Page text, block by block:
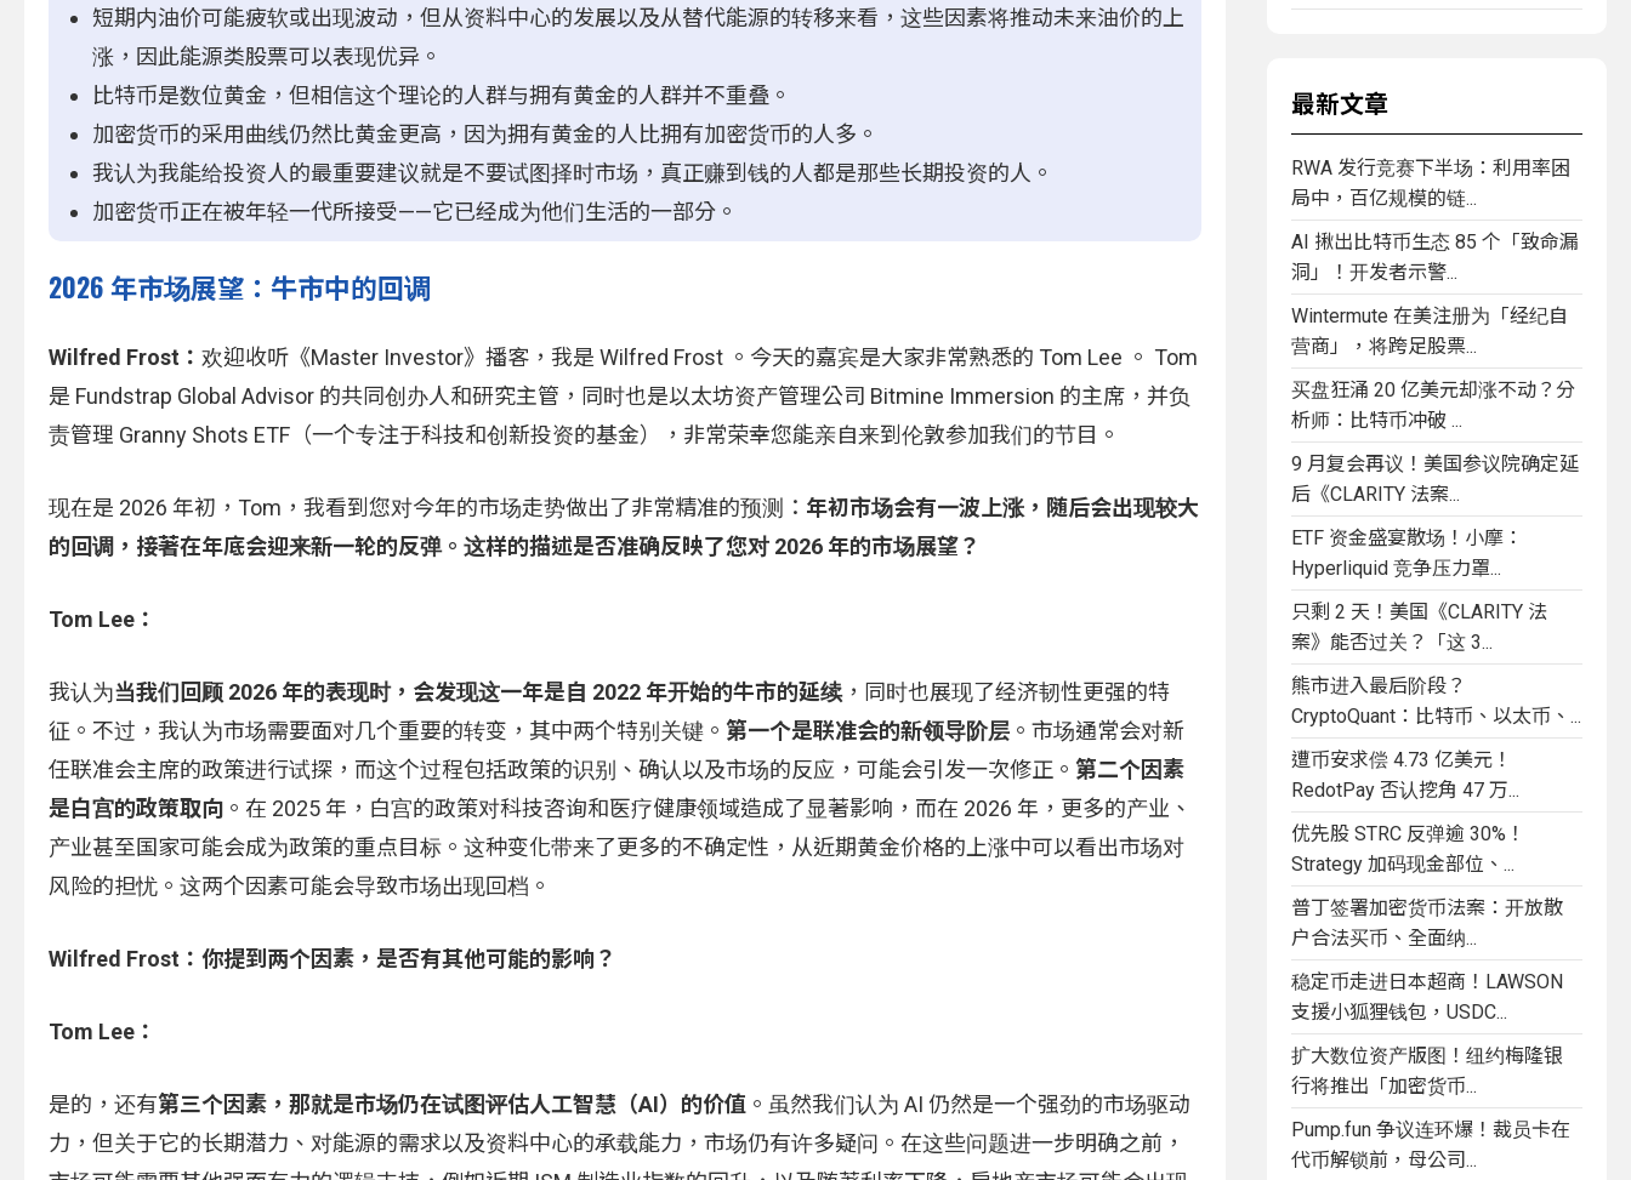
短期内油价可能疲软或出现波动，但从资料中心的发展以及从替代能源的转移来看，这些因素将推动未来油价的上
涨，因此能源类股票可以表现优异。
比特币是数位黄金，但相信这个理论的人群与拥有黄金的人群并不重叠。
加密货币的采用曲线仍然比黄金更高，因为拥有黄金的人比拥有加密货币的人多。
我认为我能给投资人的最重要建议就是不要试图择时市场，真正赚到钱的人都是那些长期投资的人。
加密货币正在被年轻一代所接受——它已经成为他们生活的一部分。
2026 年市场展望：牛市中的回调
Wilfred Frost：欢迎收听《Master Investor》播客，我是 Wilfred Frost 。今天的嘉宾是大家非常熟悉的 Tom Lee 。 Tom
是 Fundstrap Global Advisor 的共同创办人和研究主管，同时也是以太坊资产管理公司 Bitmine Immersion 的主席，并负
责管理 Granny Shots ETF（一个专注于科技和创新投资的基金），非常荣幸您能亲自来到伦敦参加我们的节目。
现在是 2026 年初，Tom，我看到您对今年的市场走势做出了非常精准的预测： 年初市场会有一波上涨，随后会出现较大
的回调，接著在年底会迎来新一轮的反弹。这样的描述是否准确反映了您对 2026 年的市场展望？
Tom Lee：
我认为当我们回顾 2026 年的表现时，会发现这一年是自 2022 年开始的牛市的延续，同时也展现了经济韧性更强的特
征。不过，我认为市场需要面对几个重要的转变，其中两个特别关键。第一个是联准会的新领导阶层 。市场通常会对新
任联准会主席的政策进行试探，而这个过程包括政策的识别、确认以及市场的反应，可能会引发一次修正。第二个因素
是白宫的政策取向 。在 2025 年，白宫的政策对科技咨询和医疗健康领域造成了显著影响，而在 2026 年，更多的产业、
产业甚至国家可能会成为政策的重点目标。这种变化带来了更多的不确定性，从近期黄金价格的上涨中可以看出市场对
风险的担忧。这两个因素可能会导致市场出现回档。
Wilfred Frost：你提到两个因素，是否有其他可能的影响？
Tom Lee：
是的，还有第三个因素，那就是市场仍在试图评估人工智慧（AI）的价值 。虽然我们认为 AI 仍然是一个强劲的市场驱动
力，但关于它的长期潜力、对能源的需求以及资料中心的承载能力，市场仍有许多疑问。在这些问题进一步明确之前，
最新文章
RWA 发行竞赛下半场：利用率困
局中，百亿规模的链...
AI 揪出比特币生态 85 个「致命漏
洞」！开发者示警...
Wintermute 在美注册为「经纪自
营商」，将跨足股票...
买盘狂涌 20 亿美元却涨不动？分
析师：比特币冲破 ...
9 月复会再议！美国参议院确定延
后《CLARITY 法案...
ETF 资金盛宴散场！小摩：
Hyperliquid 竞争压力罩...
只剩 2 天！美国《CLARITY 法
案》能否过关？「这 3...
熊市进入最后阶段？
CryptoQuant：比特币、以太币、...
遭币安求偿 4.73 亿美元！
RedotPay 否认挖角 47 万...
优先股 STRC 反弹逾 30%！
Strategy 加码现金部位、...
普丁签署加密货币法案：开放散
户合法买币、全面纳...
稳定币走进日本超商！LAWSON
支援小狐狸钱包，USDC...
扩大数位资产版图！纽约梅隆银
行将推出「加密货币...
Pump.fun 争议连环爆！裁员卡在
代币解锁前，母公司...